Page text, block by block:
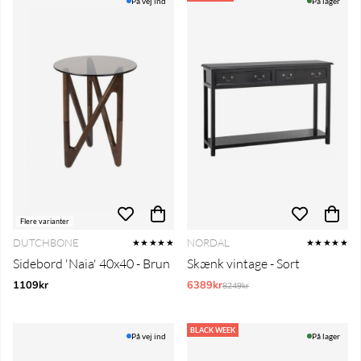
Flere varianter
DUTCHBONE ★★★★★
Sidebord 'Naia' 40x40 - Brun
1109kr
NORDAL ★★★★★
Skænk vintage - Sort
6389krNormalpris:
8249kr
På vej ind
BLACK WEEK
På lager